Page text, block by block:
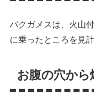
バクガメスは、火山
に乗ったところを見
お腹の穴か